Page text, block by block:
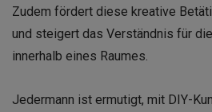
Zudem fördert diese kreative
und steigert das Verständnis für
innerhalb eines Raumes.
Jedermann ist ermutigt, mit DIY-